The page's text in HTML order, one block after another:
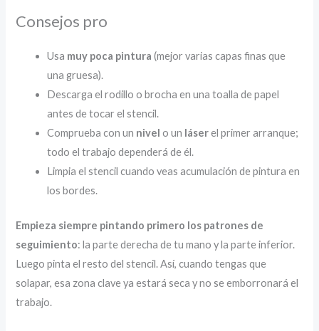
Consejos pro
Usa muy poca pintura (mejor varias capas finas que
una gruesa).
Descarga el rodillo o brocha en una toalla de papel
antes de tocar el stencil.
Comprueba con un nivel o un láserel primer arranque;
todo el trabajo dependerá de él.
Limpia el stencil cuando veas acumulación de pintura en
los bordes.
Empieza siempre pintando primero los patrones de
seguimiento: la parte derecha de tu mano y la parte inferior.
Luego pinta el resto del stencil. Así, cuando tengas que
solapar, esa zona clave ya estará seca y no se emborronará el
trabajo.